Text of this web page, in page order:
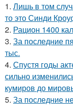
1. Лишь в том
то это Синди
2. Рацион 1400
3. За последние
тыс.
4. Спустя годы
сильно
кумиров до
5. За последние